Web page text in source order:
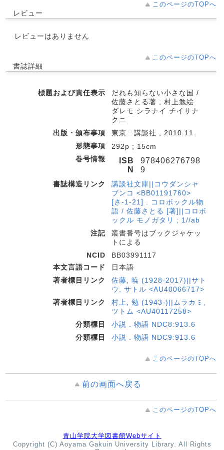
このページのTOPへ
レビュー
レビューはありません
このページのTOPへ
書誌詳細
標題および責任表示
だれも知らない小さな国 /
佐藤さとる著 ; 村上勉絵
ダレモ シラナイ チイサナ
クニ
出版・頒布事項
東京 : 講談社 , 2010.11
形態事項
292p ; 15cm
巻号情報
ISB
N
978406276798
9
書誌構造リンク
講談社文庫||コウダンシャ
ブンコ <BB01191760>
[さ-1-21] . コロボックル物
語 / 佐藤さとる [著]||コロボ
ックル モノガタリ ; 1//ab
注記
叢書番号はブックジャケッ
トによる
NCID
BB03991117
本文言語コード
日本語
著者標目リンク
佐藤, 暁 (1928-2017)||サト
ウ, サトル <AU40066717>
著者標目リンク
村上, 勉 (1943-)||ムラカミ,
ツトム <AU40117258>
分類標目
小説．物語 NDC8:913.6
分類標目
小説．物語 NDC9:913.6
このページのTOPへ
前の画面へ戻る
このページのTOPへ
青山学院大学図書館Webサイト
Copyright (C) Aoyama Gakuin University Library. All Rights